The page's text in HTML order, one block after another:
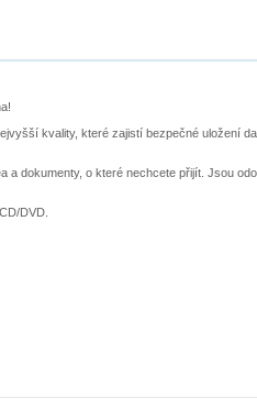
kvality, které zajistí bezpečné uložení
dokumenty, o které nechcete přijít. Jsou
DVD.